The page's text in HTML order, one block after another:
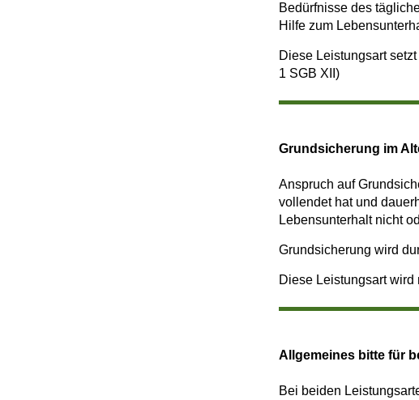
Bedürfnisse des
Hilfe zum
Diese Leistungsart
1 SGB XII)
Grundsicherung im
Anspruch auf
vollendet hat und
Lebensunterhalt nicht
Grundsicherung wird
Diese Leistungsart wird
Allgemeines bitte für
Bei beiden